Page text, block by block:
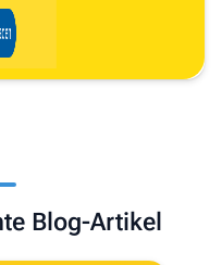
Blog-Artikel